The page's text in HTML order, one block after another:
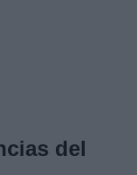
del